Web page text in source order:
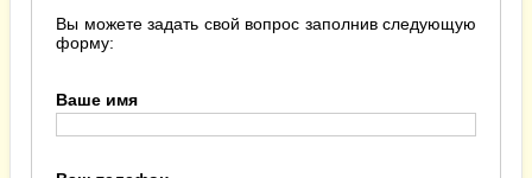
Вы можете задать свой вопрос заполнив следующую
форму:
Ваше имя